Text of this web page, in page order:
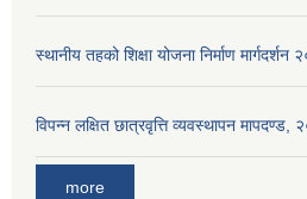
स्थानीय तहको शिक्षा योजना निर्माण मार्गदर्शन
विपन्न लक्षित छात्रवृत्ति व्यवस्थापन मापदण्ड,
more